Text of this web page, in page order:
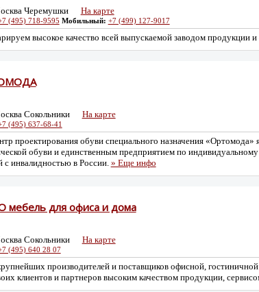
Черемушки На карте
(495) 718-9595 Мобильный: +7 (499) 127-9017
высокое качество всей выпускаемой заводом продукции и
Сокольники На карте
(495) 637-68-41
проектирования обуви специального назначения «Ортомода»
обуви и единственным предприятием по
с инвалидностью в России. » Еще инфо
мебель для офиса и дома
Сокольники На карте
(495) 640 28 07
производителей и поставщиков офисной,
клиентов и партнеров высоким качеством продукции,